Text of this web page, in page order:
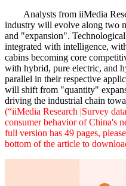
Analysts from iiMedia
industry will evolve along two
and "expansion".
integrated with intelligence,
cabins becoming core
with hybrid, pure electric, and
parallel in their respective
will shift from "quantity"
driving the industrial chain
(“iiMedia Research |Survey
consumer behavior of China's
full version has 49 pages,
bottom of the article to